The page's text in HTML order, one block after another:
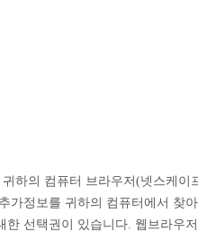
하의 컴퓨터 브라우저(넷스케
정보를 귀하의 컴퓨터에서 찾
선택권이 있습니다. 웹브라우